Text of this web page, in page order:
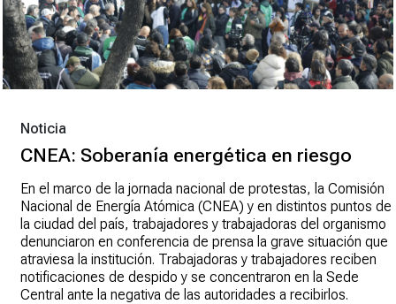
Noticia
CNEA: Soberanía energética en riesgo
En el marco de la jornada nacional de protestas, la Comisión
Nacional de Energía Atómica (CNEA) y en distintos puntos de
la ciudad del país, trabajadores y trabajadoras del organismo
denunciaron en conferencia de prensa la grave situación que
atraviesa la institución. Trabajadoras y trabajadores reciben
notificaciones de despido y se concentraron en la Sede
Central ante la negativa de las autoridades a recibirlos.